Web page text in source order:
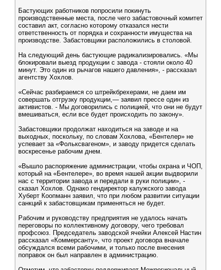
Бастующих работников попросили покинуть
производственные места, после чего забастовочный комитет
составил акт, согласно которому отказался нести
ответственность от порядка и сохранности имущества на
производстве. Забастовщики расположились в столовой.
На следующий день бастующие радикализировались. «Мы
блокировали выезд продукции с завода - стояли около 40
минут. Это один из рычагов нашего давления», - рассказал
агентству Хохлов.
«Сейчас разбираемся со штрейкбрехерами, не даем им
совершать отгрузку продукции,— заявил прессе один из
активистов. - Мы договорились с полицией, что они не будут
вмешиваться, если все будет происходить по закону».
Забастовщики продолжат находиться на заводе и на
выходных, поскольку, по словам Хохлова, «Бентелер» не
успевает за «Фольксвагеном», и заводу придется сделать
воскресенье рабочим днем.
«Вышло распоряжение администрации, чтобы охрана и ЧОП,
который на «Бентелере», во время нашей акции выдворили
нас с территории завода и передали в руки полиции», -
сказал Хохлов. Однако гендиректор калужского завода
Хуберт Коопманн заявил, что при любом развитии ситуации
санкций к забастовщикам применяться не будет.
Рабочим и руководству предприятия не удалось начать
переговоры по коллективному договору, чего требовал
профсоюз. Председатель заводской ячейки Алексей Настин
рассказал «Коммерсанту», что проект договора вначале
обсуждался всеми рабочими, и только после внесения
поправок он был направлен в администрацию.